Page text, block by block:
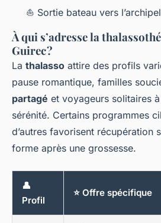
⛵ Sortie bateau vers
À qui s’adresse la
Guirec ?
La thalasso attire des profils
pause romantique, familles
partagé et voyageurs solitaires
sérénité. Certains programmes
d’autres favorisent récupération
forme après une grossesse.
👤
Profil
⭐ Offre spécifique